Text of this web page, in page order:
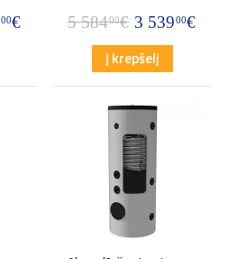
00€ 5 58400€ 3 53900€
Į krepšelį